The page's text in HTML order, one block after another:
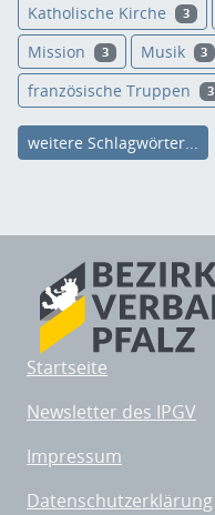
Katholische Kirche 3
Mission 3 Musik 3
französische Truppen 3
weitere Schlagwörter...
Startseite
Newsletter des IPGV
Impressum
Datenschutzerklärung